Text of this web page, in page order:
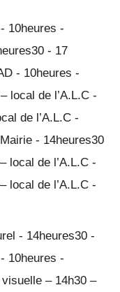
10heures -
- 17
- 10heures -
local de l’A.L.C -
de l’A.L.C -
- 14heures30
local de l’A.L.C -
local de l’A.L.C -
- 14heures30 -
10heures -
– 14h30 –